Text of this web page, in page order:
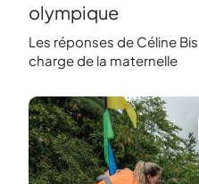
olympique
Les réponses de Céline
charge de la maternelle